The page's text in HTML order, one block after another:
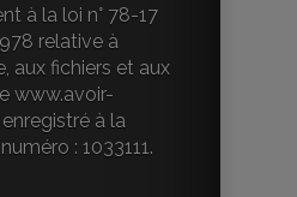
à la loi n° 78-17
relative à
aux fichiers et aux
www.avoir-
à la
: 1033111.